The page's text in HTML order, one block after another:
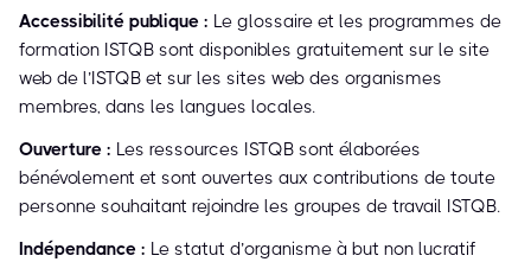
Accessibilité publique : Le glossaire et les programmes de
formation ISTQB sont disponibles gratuitement sur le site
web de l’ISTQB et sur les sites web des organismes
membres, dans les langues locales.
Ouverture : Les ressources ISTQB sont élaborées
bénévolement et sont ouvertes aux contributions de toute
personne souhaitant rejoindre les groupes de travail ISTQB.
Indépendance : Le statut d’organisme à but non lucratif